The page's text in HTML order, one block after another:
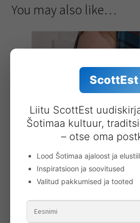
You may also like…
Peasall Eesti
60.00
ScottEst
Liitu ScottEst
Šotimaa kultuur,
– otse oma
Lood Šotimaa ajaloost ja
Inspiratsioon ja soovitused
Valitud pakkumised ja tooted